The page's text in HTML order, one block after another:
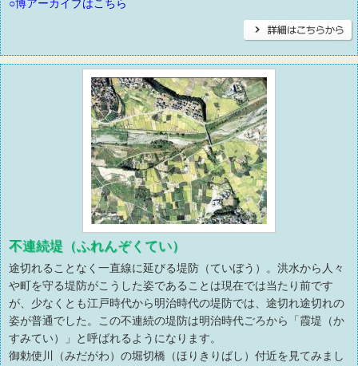
○博アーカイブはこちら
不連続堤（ふれんぞくてい）
途切れることなく一直線に延びる堤防（ていぼう）。洪水から人々
や町を守る堤防がこうした姿であることは現在では当たり前です
が、少なくとも江戸時代から明治時代の堤防では、途切れ途切れの
姿が普通でした。この不連続の堤防は明治時代ごろから「霞堤（か
すみてい）」と呼ばれるようになります。
御勅使川（みだがわ）の堀切橋（ほりきりばし）付近を見てみまし